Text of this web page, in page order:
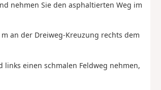
nehmen Sie den asphaltierten Weg im
an der Dreiweg-Kreuzung rechts dem
links einen schmalen Feldweg nehmen,